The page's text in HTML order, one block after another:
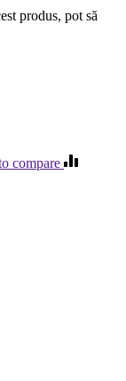
produs, pot să
compare